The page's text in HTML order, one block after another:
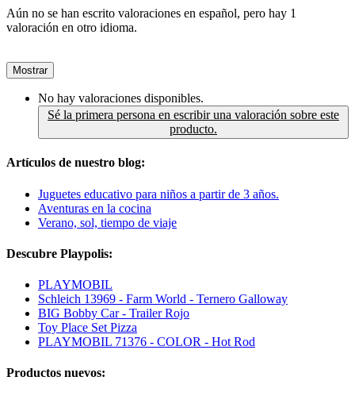
Aún no se han escrito valoraciones en español, pero hay 1
valoración en otro idioma.
Mostrar
No hay valoraciones disponibles.
Sé la primera persona en escribir una valoración sobre este
producto.
Artículos de nuestro blog:
Juguetes educativo para niños a partir de 3 años.
Aventuras en la cocina
Verano, sol, tiempo de viaje
Descubre Playpolis:
PLAYMOBIL
Schleich 13969 - Farm World - Ternero Galloway
BIG Bobby Car - Trailer Rojo
Toy Place Set Pizza
PLAYMOBIL 71376 - COLOR - Hot Rod
Productos nuevos: